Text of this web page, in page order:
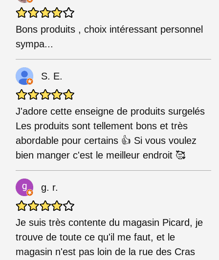
Bons produits , choix intéressant personnel
sympa...
S. E.
J'adore cette enseigne de produits surgelés
Les produits sont tellement bons et très
abordable pour certains 👍 Si vous voulez
bien manger c'est le meilleur endroit 🥰
g. r.
Je suis très contente du magasin Picard, je
trouve de toute ce qu'il me faut, et le
magasin n'est pas loin de la rue des Cras